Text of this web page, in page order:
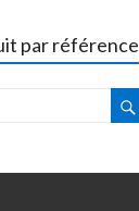
par référence